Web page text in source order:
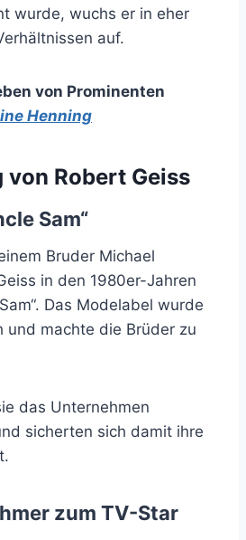
wurde, wuchs er in eher
auf.
von Prominenten
Henning
von Robert Geiss
Sam“
Bruder Michael
in den 1980er-Jahren
Das Modelabel wurde
und machte die Brüder zu
das Unternehmen
sicherten sich damit ihre
zum TV-Star